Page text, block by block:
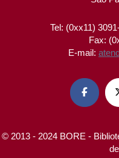
Tel: (0xx11)
Fax:
E-mail:

© 2013 - 2024 BORE -